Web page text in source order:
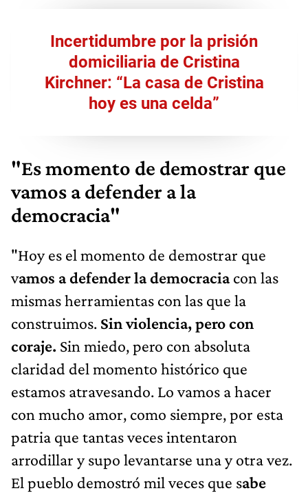
Incertidumbre por la prisión
domiciliaria de Cristina
Kirchner: “La casa de Cristina
hoy es una celda”
"Es momento de demostrar que
vamos a defender a la
democracia"
"Hoy es el momento de demostrar que
vamos a defender la democraciacon las
mismas herramientas con las que la
construimos. Sin violencia, pero con
coraje. Sin miedo, pero con absoluta
claridad del momento histórico que
estamos atravesando. Lo vamos a hacer
con mucho amor, como siempre, por esta
patria que tantas veces intentaron
arrodillar y supo levantarse una y otra vez.
El pueblo demostró mil veces que sabe